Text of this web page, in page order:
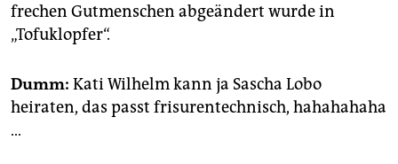
frechen Gutmenschen abgeändert wurde in
„Tofuklopfer“.
Dumm: Kati Wilhelm kann ja Sascha Lobo
heiraten, das passt frisurentechnisch, hahahahaha
…